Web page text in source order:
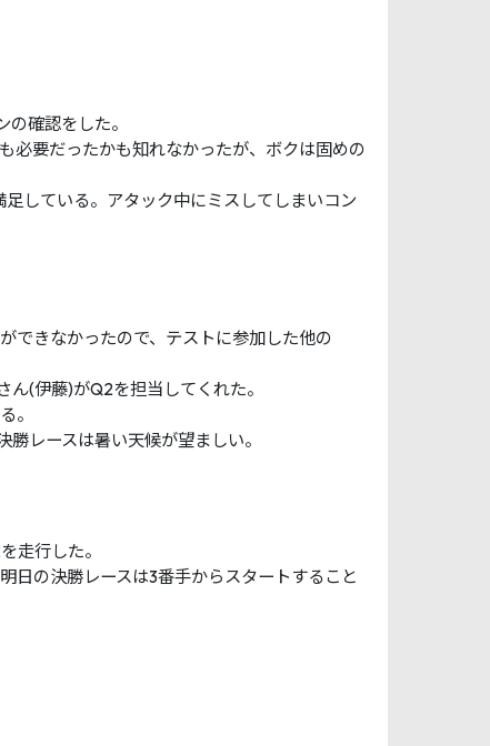
確認をした。
必要だったかも知れなかったが、ボクは固めの
している。アタック中にミスしてしまいコン
できなかったので、テストに参加した他の
(伊藤)がQ2を担当してくれた。
。
レースは暑い天候が望ましい。
走行した。
日の決勝レースは3番手からスタートすること